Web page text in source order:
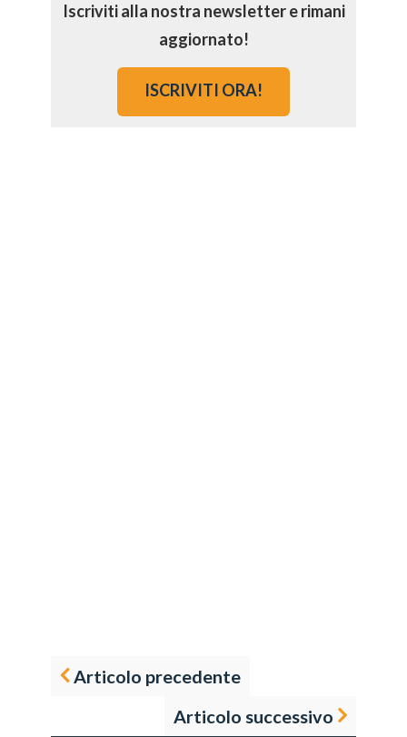
Iscriviti alla nostra newsletter e rimani
aggiornato!
ISCRIVITI ORA!
Articolo precedente
Articolo successivo